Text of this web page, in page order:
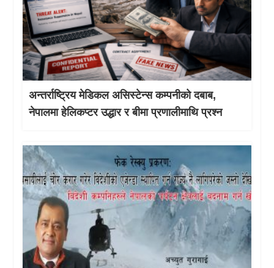
अन्तर्राष्ट्रिय मेडिकल असिस्टेन्स कम्पनीको दबाब,
नेपालमा हेलिकप्टर उद्धार र बीमा प्रणालीमाथि प्रश्न